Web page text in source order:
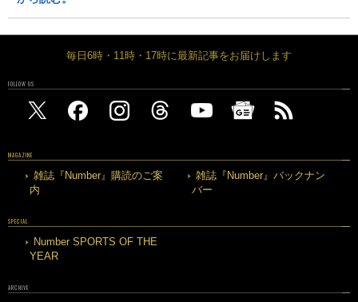
毎日6時・11時・17時に最新記事をお届けします
FOLLOW US
MAGAZINE
雑誌『Number』購読のご案
内
雑誌『Number』バックナン
バー
SPECIAL
Number SPORTS OF THE
YEAR
ARCHIVE